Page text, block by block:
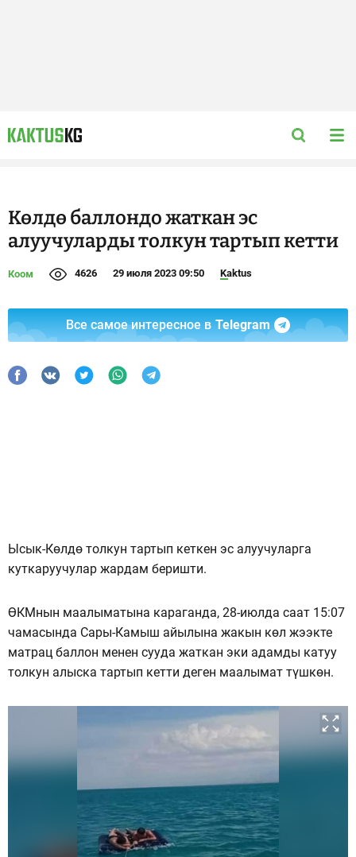
Көлдө баллондо жаткан эс
алуучуларды толкун тартып кетти
Коом 4626 29 июля 2023 09:50 Kaktus
Все самое интересное в Telegram
Ысык-Көлдө толкун тартып кеткен эс алуучуларга
куткаруучулар жардам беришти.
ӨКМнын маалыматына караганда, 28-июлда саат 15:07
чамасында Сары-Камыш айылына жакын көл жээкте
матрац баллон менен сууда жаткан эки адамды катуу
толкун алыска тартып кетти деген маалымат түшкөн.